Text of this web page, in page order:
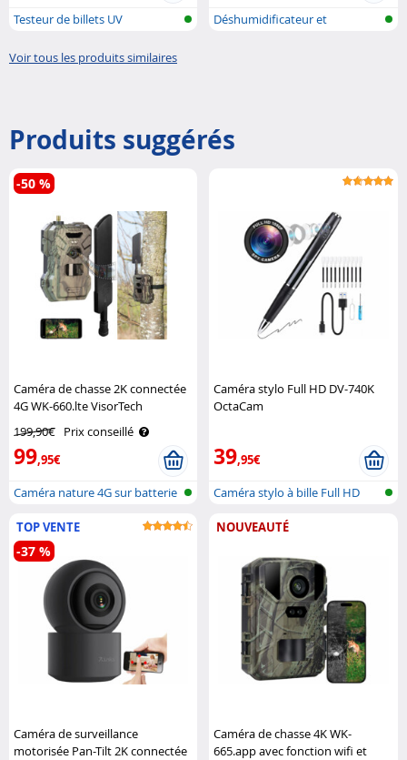
Testeur de billets UV
Déshumidificateur et
Voir tous les produits similaires
Produits suggérés
Caméra de chasse 2K connectée
4G WK-660.lte VisorTech
199,90€ Prix conseillé
99,95€
-50 %
Caméra nature 4G sur batterie
Caméra stylo Full HD DV-740K
OctaCam
39,95€
Caméra stylo à bille Full HD
TOP VENTE
Caméra de surveillance
motorisée Pan-Tilt 2K connectée
-37 %
NOUVEAUTÉ
Caméra de chasse 4K WK-
665.app avec fonction wifi et